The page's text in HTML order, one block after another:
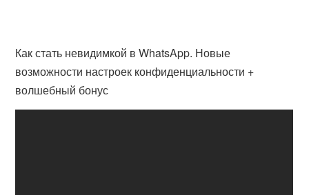
Как стать невидимкой в WhatsApp. Новые
возможности настроек конфиденциальности +
волшебный бонус